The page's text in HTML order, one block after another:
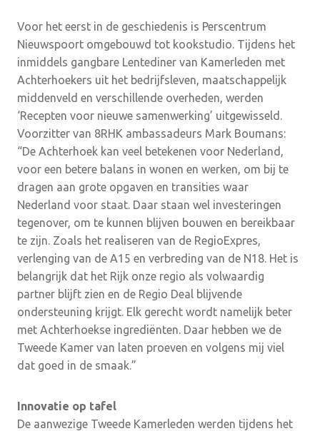
Voor het eerst in de geschiedenis is Perscentrum
Nieuwspoort omgebouwd tot kookstudio. Tijdens het
inmiddels gangbare Lentediner van Kamerleden met
Achterhoekers uit het bedrijfsleven, maatschappelijk
middenveld en verschillende overheden, werden
‘Recepten voor nieuwe samenwerking’ uitgewisseld.
Voorzitter van 8RHK ambassadeurs Mark Boumans:
“De Achterhoek kan veel betekenen voor Nederland,
voor een betere balans in wonen en werken, om bij te
dragen aan grote opgaven en transities waar
Nederland voor staat. Daar staan wel investeringen
tegenover, om te kunnen blijven bouwen en bereikbaar
te zijn. Zoals het realiseren van de RegioExpres,
verlenging van de A15 en verbreding van de N18. Het is
belangrijk dat het Rijk onze regio als volwaardig
partner blijft zien en de Regio Deal blijvende
ondersteuning krijgt. Elk gerecht wordt namelijk beter
met Achterhoekse ingrediënten. Daar hebben we de
Tweede Kamer van laten proeven en volgens mij viel
dat goed in de smaak.”
Innovatie op tafel
De aanwezige Tweede Kamerleden werden tijdens het